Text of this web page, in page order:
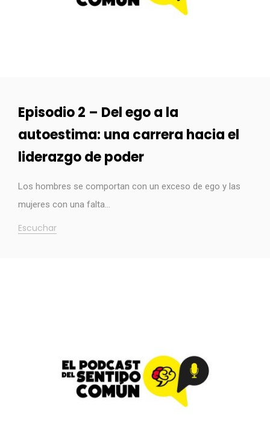
Episodio 2 – Del ego a la
autoestima: una carrera hacia el
liderazgo de poder
Los hombres se comportan con un exceso de ego y las
mujeres con una falta…
Escuchar